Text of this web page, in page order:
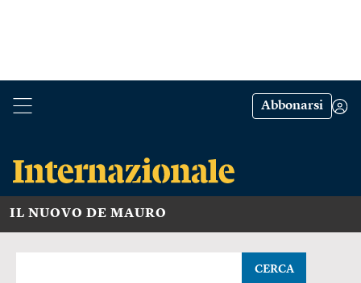
Abbonarsi
IL NUOVO DE MAURO
CERCA